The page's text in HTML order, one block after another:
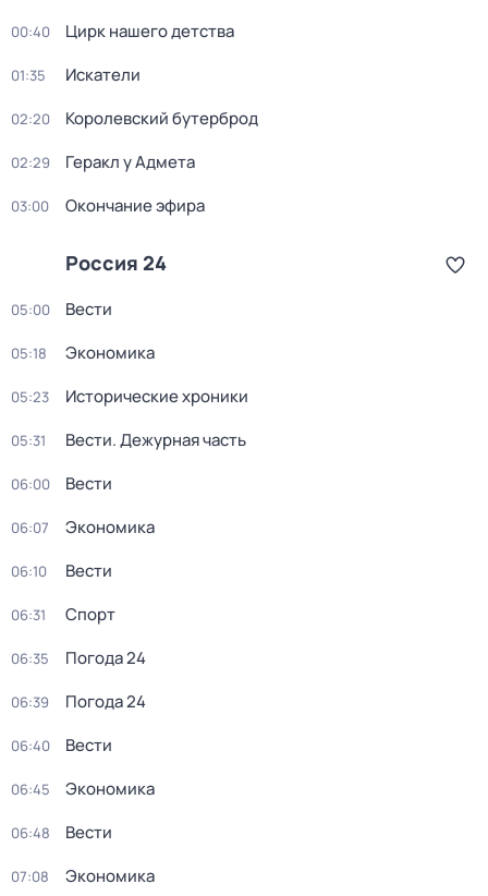
00:40 Цирк нашего детства
01:35 Искатели
02:20 Королевский бутерброд
02:29 Геракл у Адмета
03:00 Окончание эфира
Россия 24
05:00 Вести
05:18 Экономика
05:23 Исторические хроники
05:31 Вести. Дежурная часть
06:00 Вести
06:07 Экономика
06:10 Вести
06:31 Спорт
06:35 Погода 24
06:39 Погода 24
06:40 Вести
06:45 Экономика
06:48 Вести
07:08 Экономика